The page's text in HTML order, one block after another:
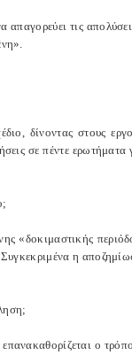
τις
δίνοντας στους
σε πέντε
«δοκιμαστικής
η
ο